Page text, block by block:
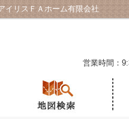
イリスＦＡホーム有限会社
営業時間：